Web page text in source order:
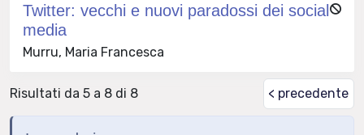
Twitter: vecchi e nuovi paradossi dei social
media
Murru, Maria Francesca
Risultati da 5 a 8 di 8 < precedente